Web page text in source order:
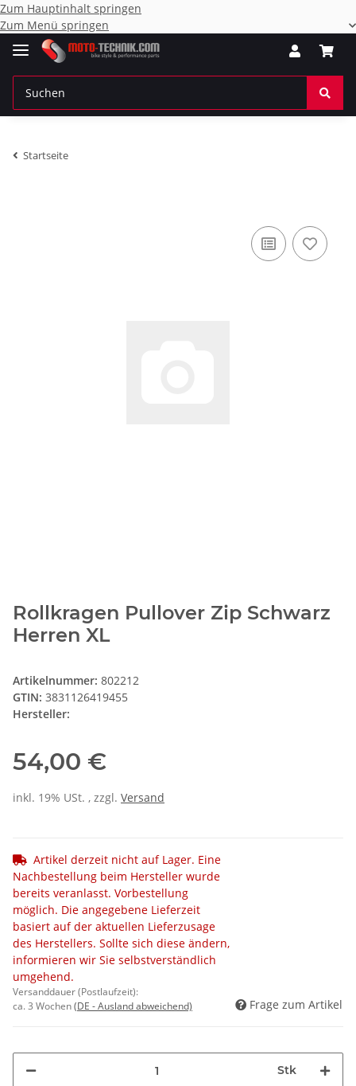
Zum Hauptinhalt springen
Zum Menü springen
Startseite
Rollkragen Pullover Zip Schwarz
Herren XL
Artikelnummer: 802212
GTIN: 3831126419455
Hersteller:
54,00 €
inkl. 19% USt. , zzgl. Versand
Artikel derzeit nicht auf Lager. Eine
Nachbestellung beim Hersteller wurde
bereits veranlasst. Vorbestellung
möglich. Die angegebene Lieferzeit
basiert auf der aktuellen Lieferzusage
des Herstellers. Sollte sich diese ändern,
informieren wir Sie selbstverständlich
umgehend.
Versanddauer (Postlaufzeit):
ca. 3 Wochen(DE - Ausland abweichend) Frage zum Artikel
Stk